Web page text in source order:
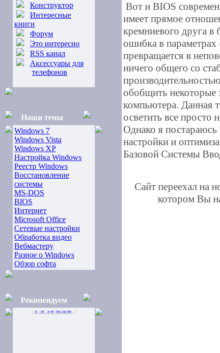
Конструктор
Интересные
книги
Форум
Это интересно
RSS канал
Аксессуары для
телефонов
Наши темы
Windows 7
Windows Vista
Windows XP
Настройка Windows
Реестр Windows
Восстановление
системы
MS-DOS
BIOS
Интернет
Microsoft Office
Сетевые настройки
Обработка видео
Вебмастеру
Разное о Windows
Обзор софта
Рекомендуем
Вот и BIOS
имеет прямое
кремниевого друга
ошибка в параметрах
превращается в
ничего общего со
обобщить некоторые
компьютера. Данная
осветить все просто
Однако я
настройки и
Базовой Системы
Сайт переехал на
котором Вы